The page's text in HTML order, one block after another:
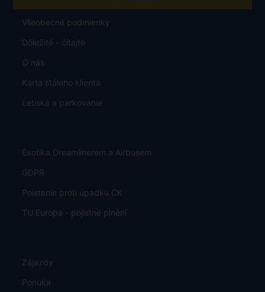
Všeobecné podmienky
Dôležité - čítajte
O nás
Karta stáleho klienta
Letiská a parkovanie
Exotika Dreamlinerem a Airbusem
GDPR
Poistenie proti úpadku CK
TU Europa - pojistné plnění
Zájazdy
Ponuka